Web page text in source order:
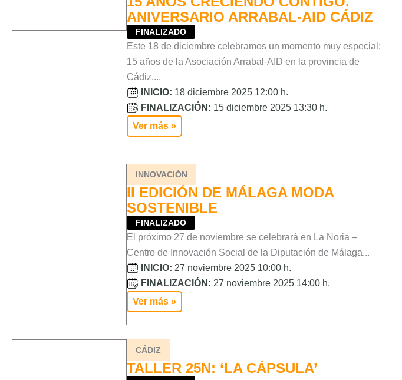
ANIVERSARIO ARRABAL-AID CÁDIZ
FINALIZADO
Este 18 de diciembre celebramos un momento muy especial:
15 años de la Asociación Arrabal-AID en la provincia de
Cádiz,...
INICIO: 18 diciembre 2025 12:00 h.
FINALIZACIÓN: 15 diciembre 2025 13:30 h.
Ver más »
INNOVACIÓN
II EDICIÓN DE MÁLAGA MODA
SOSTENIBLE
FINALIZADO
El próximo 27 de noviembre se celebrará en La Noria –
Centro de Innovación Social de la Diputación de Málaga...
INICIO: 27 noviembre 2025 10:00 h.
FINALIZACIÓN: 27 noviembre 2025 14:00 h.
Ver más »
CÁDIZ
TALLER 25N: ‘LA CÁPSULA’